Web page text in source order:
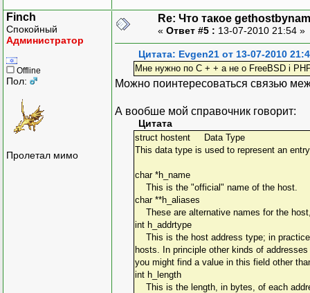
Finch
Спокойный
Администратор
Offline
Пол:
Пролетал мимо
Re: Что такое
« Ответ #5 : 13-07-2010 21:54 »
Цитата: Evgen21 от 13-07-2010
Мне нужно по С + + а не о FreeBSD i
Можно поинтересоваться связью
А вообше мой справочник говорит:
Цитата
struct hostent Data Type
This data type is used to represent an
char *h_name
This is the "official" name of the host.
char **h_aliases
These are alternative names for the
int h_addrtype
This is the host address type; in
hosts. In principle other kinds of
you might find a value in this field other
int h_length
This is the length, in bytes, of each